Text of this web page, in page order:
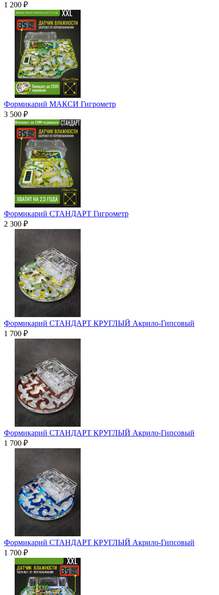
1 200 ₽
Формикарий МАКСИ Гигрометр
3 500 ₽
Формикарий СТАНДАРТ Гигрометр
2 300 ₽
Формикарий СТАНДАРТ КРУГЛЫЙ Акрило-Гипсовый
1 700 ₽
Формикарий СТАНДАРТ КРУГЛЫЙ Акрило-Гипсовый
1 700 ₽
Формикарий СТАНДАРТ КРУГЛЫЙ Акрило-Гипсовый
1 700 ₽